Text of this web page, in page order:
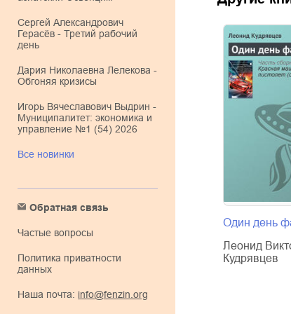
Сергей Александрович
Герасёв - Третий рабочий
день
Дария Николаевна Лелекова -
Обгоняя кризисы
Игорь Вячеславович Выдрин -
Муниципалитет: экономика и
управление №1 (54) 2026
Все новинки
Обратная связь
Частые вопросы
Политика приватности
данных
Наша почта: info@fenzin.org
Один день
Леонид
Кудрявцев